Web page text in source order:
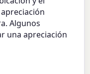
Algunos
una apreciación